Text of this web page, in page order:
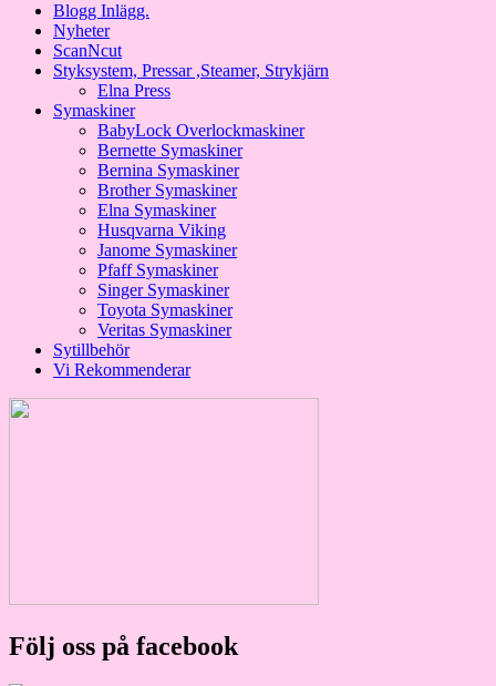
Blogg Inlägg.
Nyheter
ScanNcut
Styksystem, Pressar ,Steamer, Strykjärn
Elna Press
Symaskiner
BabyLock Overlockmaskiner
Bernette Symaskiner
Bernina Symaskiner
Brother Symaskiner
Elna Symaskiner
Husqvarna Viking
Janome Symaskiner
Pfaff Symaskiner
Singer Symaskiner
Toyota Symaskiner
Veritas Symaskiner
Sytillbehör
Vi Rekommenderar
Följ oss på facebook